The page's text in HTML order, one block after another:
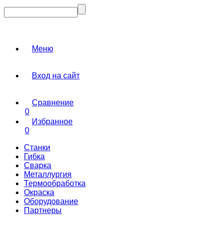
Меню
Вход на сайт
Сравнение
0
Избранное
0
Станки
Гибка
Сварка
Металлургия
Термообработка
Окраска
Оборудование
Партнеры